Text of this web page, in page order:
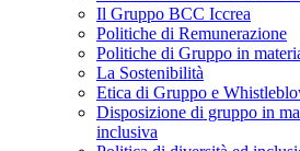
Il Gruppo BCC Iccrea
Politiche di Remunerazione
Politiche di Gruppo in
La Sostenibilità
Etica di Gruppo e
Disposizione di gruppo in
inclusiva